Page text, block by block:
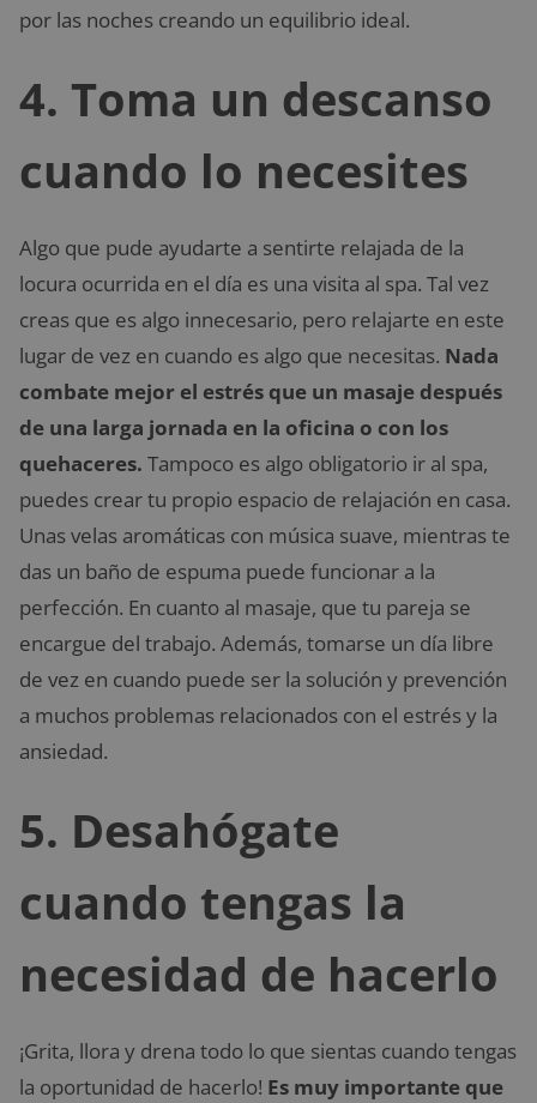
por las noches creando un equilibrio ideal.
4. Toma un descanso
cuando lo necesites
Algo que pude ayudarte a sentirte relajada de la
locura ocurrida en el día es una visita al spa. Tal vez
creas que es algo innecesario, pero relajarte en este
lugar de vez en cuando es algo que necesitas. Nada
combate mejor el estrés que un masaje después
de una larga jornada en la oficina o con los
quehaceres. Tampoco es algo obligatorio ir al spa,
puedes crear tu propio espacio de relajación en casa.
Unas velas aromáticas con música suave, mientras te
das un baño de espuma puede funcionar a la
perfección. En cuanto al masaje, que tu pareja se
encargue del trabajo. Además, tomarse un día libre
de vez en cuando puede ser la solución y prevención
a muchos problemas relacionados con el estrés y la
ansiedad.
5. Desahógate
cuando tengas la
necesidad de hacerlo
¡Grita, llora y drena todo lo que sientas cuando tengas
la oportunidad de hacerlo! Es muy importante que